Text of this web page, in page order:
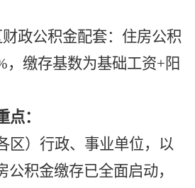
政公积金配套：住房公积
，缴存基数为基础工资+阳
点：
区）行政、事业单位，以
公积金缴存已全面启动，